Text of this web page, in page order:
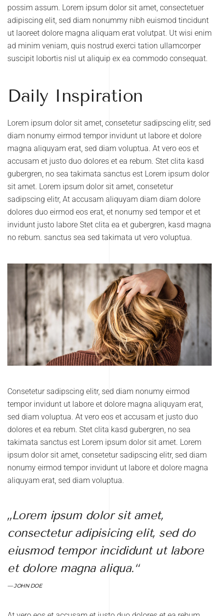
possim assum. Lorem ipsum dolor sit amet, consectetuer
adipiscing elit, sed diam nonummy nibh euismod tincidunt
ut laoreet dolore magna aliquam erat volutpat. Ut wisi enim
ad minim veniam, quis nostrud exerci tation ullamcorper
suscipit lobortis nisl ut aliquip ex ea commodo consequat.
Daily Inspiration
Lorem ipsum dolor sit amet, consetetur sadipscing elitr, sed
diam nonumy eirmod tempor invidunt ut labore et dolore
magna aliquyam erat, sed diam voluptua. At vero eos et
accusam et justo duo dolores et ea rebum. Stet clita kasd
gubergren, no sea takimata sanctus est Lorem ipsum dolor
sit amet. Lorem ipsum dolor sit amet, consetetur
sadipscing elitr, At accusam aliquyam diam diam dolore
dolores duo eirmod eos erat, et nonumy sed tempor et et
invidunt justo labore Stet clita ea et gubergren, kasd magna
no rebum. sanctus sea sed takimata ut vero voluptua.
Consetetur sadipscing elitr, sed diam nonumy eirmod
tempor invidunt ut labore et dolore magna aliquyam erat,
sed diam voluptua. At vero eos et accusam et justo duo
dolores et ea rebum. Stet clita kasd gubergren, no sea
takimata sanctus est Lorem ipsum dolor sit amet. Lorem
ipsum dolor sit amet, consetetur sadipscing elitr, sed diam
nonumy eirmod tempor invidunt ut labore et dolore magna
aliquyam erat, sed diam voluptua.
„Lorem ipsum dolor sit amet,
consectetur adipisicing elit, sed do
eiusmod tempor incididunt ut labore
et dolore magna aliqua.“
JOHN DOE